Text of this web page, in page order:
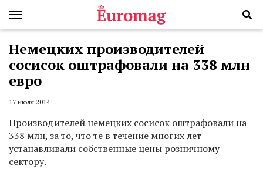
Немецких производителей
сосисок оштрафовали на 338 млн
евро
17 июля 2014
Производителей немецких сосисок оштрафовали на
338 млн, за то, что те в течение многих лет
устанавливали собственные цены розничному
сектору.